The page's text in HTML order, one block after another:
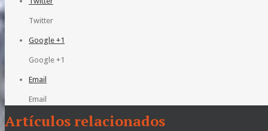
Twitter
Google +1
Google +1
Email
Email
Artículos relacionados